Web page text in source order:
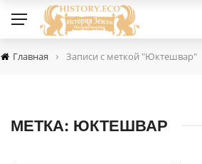
Главная › Записи с меткой "Юктешвар"
МЕТКА: ЮКТЕШВАР